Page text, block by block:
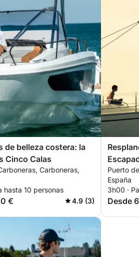
de belleza costera: la
Cinco Calas
Carboneras,
hasta 10 personas
€ 4.9 (3)
desde
Puerto
España
3h00 ·
Desde